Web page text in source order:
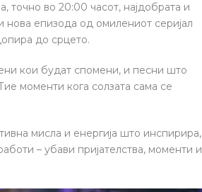
точно во 20:00 часот, најдобрата и
нова епизода од омилениот серијал
до срцето.
кои будат спомени, и песни што
моменти кога солзата сама се
мисла и енергија што инспирира,
– убави пријателства, моменти и